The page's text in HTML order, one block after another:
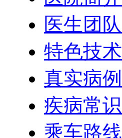
医生团队
特色技术
真实病例
疾病常识
乘车路线